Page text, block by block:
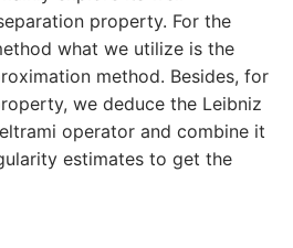
property. For the
what we utilize is the
method. Besides, for
we deduce the Leibniz
operator and combine it
estimates to get the